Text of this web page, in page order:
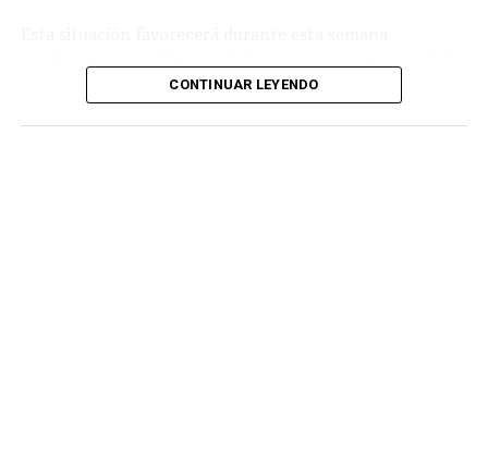
generalmente matutinas y nocturnas en zonas de costas
CONTINUAR LEYENDO